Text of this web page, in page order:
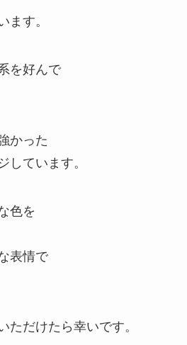
ます。
を好んで
かった
しています。
色を
表情で
ただけたら幸いです。